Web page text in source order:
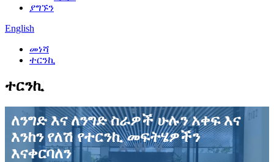
ያግኙን
English
መነሻ
ተርንኪ
ተርንኪ
ለንግድ እና ለንግድ ስራዎች ሁሉን አቀፍ እና
እንከን የለሽ የተርንኪ መፍትሄዎችን
እናቀርባለን